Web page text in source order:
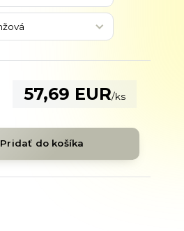
57,69 EUR/ks
Pridať do košíka